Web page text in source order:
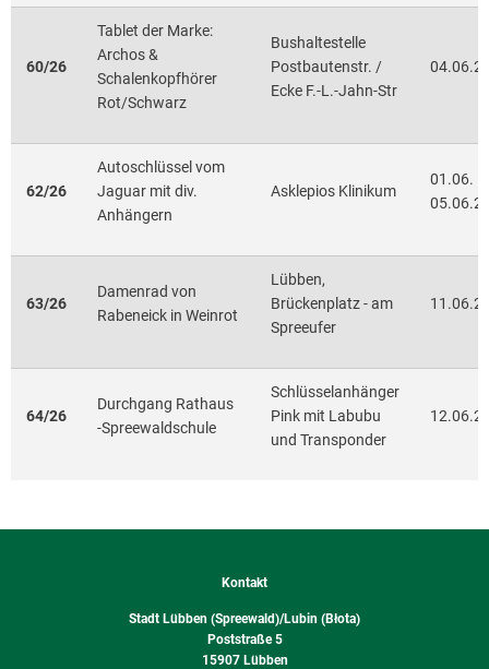
60/26
Tablet der Marke:
Archos &
Schalenkopfhörer
Rot/Schwarz
Bushaltestelle
Postbautenstr. /
Ecke F.-L.-Jahn-Str
62/26
Autoschlüssel vom
Jaguar mit div.
Anhängern
Asklepios Klinikum
01.06. –
63/26
Damenrad von
Rabeneick in Weinrot
Lübben,
Brückenplatz - am
Spreeufer
64/26
Durchgang Rathaus
-Spreewaldschule
Schlüsselanhänger
Pink mit Labubu
und Transponder
Kontakt
Stadt Lübben (Spreewald)/Lubin (Błota)
Poststraße 5
15907 Lübben